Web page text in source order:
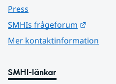
Press
SMHIs frågeforum
Mer kontaktinformation
SMHI-länkar